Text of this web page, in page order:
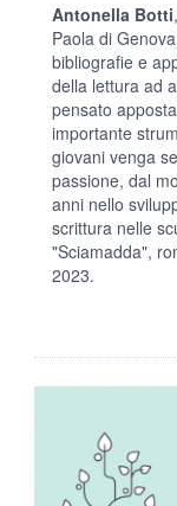
Antonella Botti
Paola di
bibliografie e
della lettura ad
pensato
importante
giovani venga
passione, dal
anni nello
scrittura nelle
"Sciamadda",
2023.